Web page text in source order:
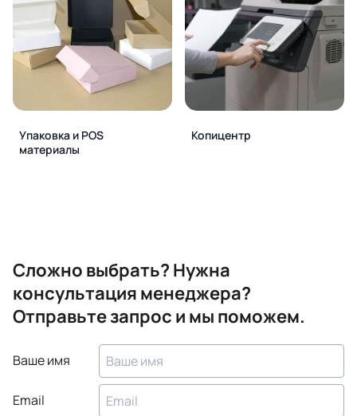
Упаковка и POS
материалы
Копицентр
Сложно выбрать? Нужна
консультация менеджера?
Отправьте запрос и мы поможем.
Ваше имя
Email